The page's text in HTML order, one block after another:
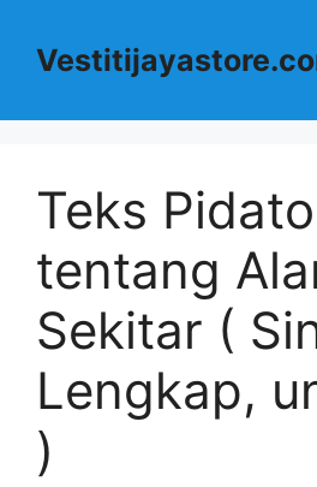
Teks Pidato
tentang
Sekitar (
Lengkap,
)